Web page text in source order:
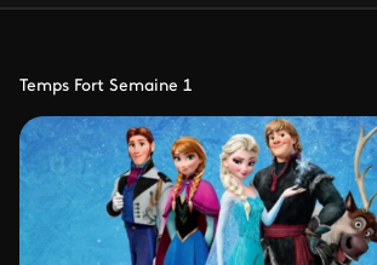
Temps Fort Semaine 1